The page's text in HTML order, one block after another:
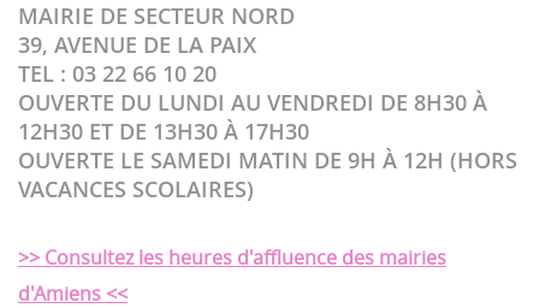
MAIRIE DE SECTEUR NORD
39, AVENUE DE LA PAIX
TEL : 03 22 66 10 20
OUVERTE DU LUNDI AU VENDREDI DE 8H30 À
12H30 ET DE 13H30 À 17H30
OUVERTE LE SAMEDI MATIN DE 9H À 12H (HORS
VACANCES SCOLAIRES)
>> Consultez les heures d'affluence des mairies
d'Amiens <<